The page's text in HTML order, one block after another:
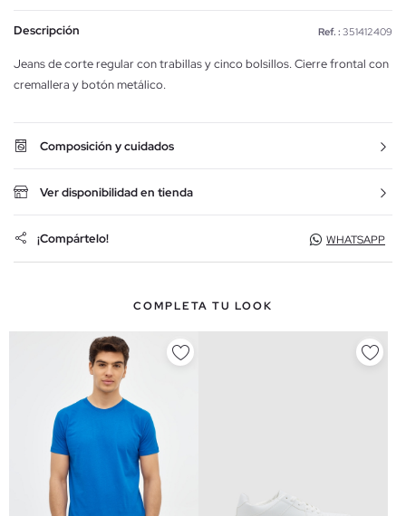
Descripción Ref. : 351412409
Jeans de corte regular con trabillas y cinco bolsillos. Cierre frontal con
cremallera y botón metálico.
Composición y cuidados
Ver disponibilidad en tienda
¡Compártelo! WHATSAPP
COMPLETA TU LOOK